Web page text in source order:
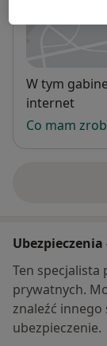
Dostępność
W tym
internet
Co mam
Ten specjalista
prywatnych.
znaleźć
ubezpieczenie.